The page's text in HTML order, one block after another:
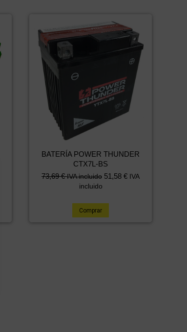
BATERÍA POWER THUNDER
CTX7L-BS
73,69€ IVA incluido 51,58 € IVA
incluido
Comprar